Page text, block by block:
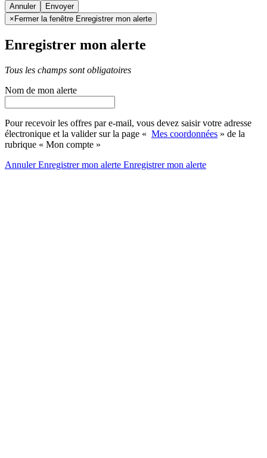
Annuler
× Fermer la fenêtre Enregistrer mon alerte
Enregistrer mon alerte
Tous les champs sont obligatoires
Nom de mon alerte
Pour recevoir les offres par e-mail, vous devez saisir votre adresse
électronique et la valider sur la page « Mes coordonnées » de la
rubrique « Mon compte »
AnnulerEnregistrer mon alerte Enregistrermon alerte